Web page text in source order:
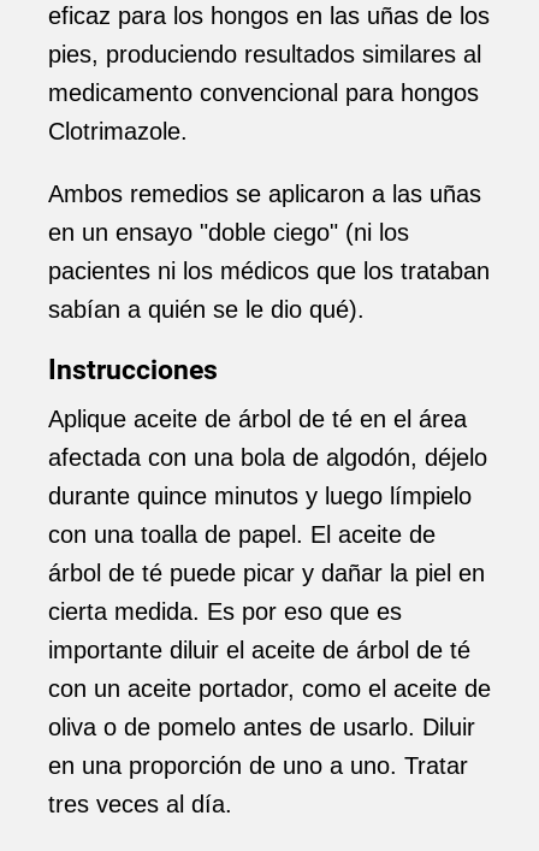
eficaz para los hongos en las uñas de los
pies, produciendo resultados similares al
medicamento convencional para hongos
Clotrimazole.
Ambos remedios se aplicaron a las uñas
en un ensayo "doble ciego" (ni los
pacientes ni los médicos que los trataban
sabían a quién se le dio qué).
Instrucciones
Aplique aceite de árbol de té en el área
afectada con una bola de algodón, déjelo
durante quince minutos y luego límpielo
con una toalla de papel. El aceite de
árbol de té puede picar y dañar la piel en
cierta medida. Es por eso que es
importante diluir el aceite de árbol de té
con un aceite portador, como el aceite de
oliva o de pomelo antes de usarlo. Diluir
en una proporción de uno a uno. Tratar
tres veces al día.